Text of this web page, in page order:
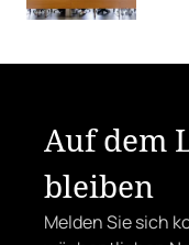
Auf dem
bleiben
Melden Sie sich